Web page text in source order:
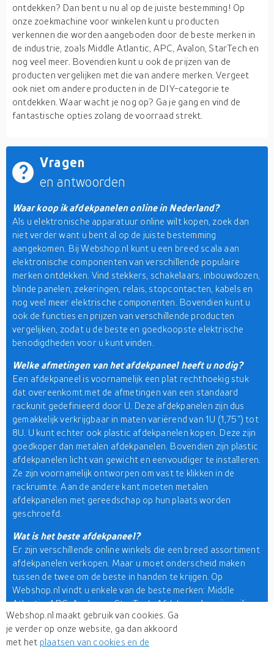
ontdekken? Dan bent u nu al op de juiste bestemming! Op
onze zoekmachine voor winkelen kunt u producten
verkennen die worden aangeboden door de beste merken in
de industrie, zoals Middle Atlantic, APC, Avalon, StarTech en
nog veel meer. Bovendien kunt u ook de prijzen van de
producten vergelijken met die van andere merken. Vergeet
ook niet om andere producten in de DIY-categorie te
ontdekken. Waar wacht je nog op? Ga je gang en vind de
fantastische opties zolang de voorraad strekt.
Vragen
en antwoorden
Waar koop ik afdekpanelen online in Nederland?
Als u elektronische apparatuur online wilt kopen, zoek dan
niet verder want u bent al op de juiste bestemming
aangekomen. Bij Webshop.nl kunt u een breed scala aan
elektronische componenten van verschillende populaire
merken ontdekken. Vind stekkers, schakelaars, inbouwdozen,
blinde panelen, zekeringen, relais, stopcontacten, kabels en
nog veel meer elektrische componenten. Bovendien kunt u
ook de functies en prijzen van verschillende producten
vergelijken, zodat u de beste en goedkoopste elektrische
benodigdheden voor u kunt vinden.
Welke afmetingen van het afdekpaneel heeft u nodig?
Een afdekpaneel is voornamelijk een plat rechthoekig stuk
dat overeenkomt met de afmetingen van een standaard
rackunit gedefinieerd door U. Deze afdekpanelen zijn dus
gemakkelijk verkrijgbaar in maten variërend van 1U (1,75") tot
8U. U kunt echter ook plastic afdekpanelen kopen. Deze zijn
goedkoper dan metalen afdekpanelen. Bovendien zijn plastic
afdekpanelen licht van gewicht en eenvoudiger te installeren.
Ze zijn voornamelijk ontworpen om vast te klikken in de
rackruimte. Aan de andere kant moeten metalen
afdekpanelen met gereedschap op hun plaats worden
geschroefd.
Wat is het beste afdekpaneel?
Er zijn verschillende online winkels die een breed assortiment
afdekpanelen verkopen. Maar u moet onderscheid maken
tussen de twee om de beste in handen te krijgen. Op
Webshop.nl vindt u enkele van de beste merken: Middle
Atlantic, APC, Avalon en StarTech. Afdekpanelen zijn veiliger.
Er kan niet gemakkelijk mee geknoeid worden om toegang te
krijgen tot de rackspace. Deze panelen zijn duurzamer dan
plastic panelen. De bovengenoemde merken bieden ook
Webshop.nl maakt gebruik van cookies. Ga
je verder op onze website, ga dan akkoord
met het plaatsen van cookies en de